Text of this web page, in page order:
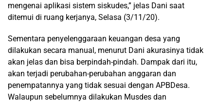
mengenai aplikasi sistem siskudes,” jelas Dani saat
ditemui di ruang kerjanya, Selasa (3/11/20).
Sementara penyelenggaraan keuangan desa yang
dilakukan secara manual, menurut Dani akurasinya tidak
akan jelas dan bisa berpindah-pindah. Dampak dari itu,
akan terjadi perubahan-perubahan anggaran dan
penempatannya yang tidak sesuai dengan APBDesa.
Walaupun sebelumnya dilakukan Musdes dan